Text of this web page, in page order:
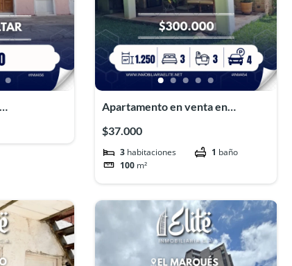
Apartamento en venta en
$37.000
3 habitaciones 1 baño
100 m²